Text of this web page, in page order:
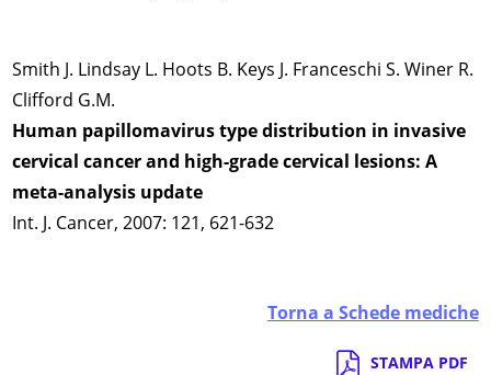
Smith J. Lindsay L. Hoots B. Keys J. Franceschi S. Winer R.
Clifford G.M.
Human papillomavirus type distribution in invasive
cervical cancer and high-grade cervical lesions: A
meta-analysis update
Int. J. Cancer, 2007: 121, 621-632
Torna a Schede mediche
STAMPA PDF